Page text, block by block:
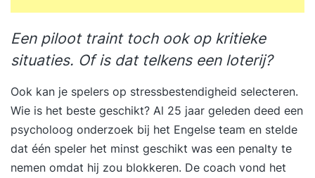
Een piloot traint toch ook op kritieke
situaties. Of is dat telkens een loterij?
Ook kan je spelers op stressbestendigheid selecteren.
Wie is het beste geschikt? Al 25 jaar geleden deed een
psycholoog onderzoek bij het Engelse team en stelde
dat één speler het minst geschikt was een penalty te
nemen omdat hij zou blokkeren. De coach vond het